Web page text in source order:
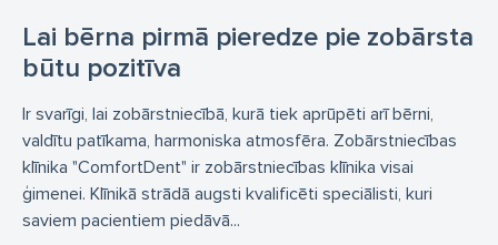
Lai bērna pirmā pieredze pie zobārsta
būtu pozitīva
Ir svarīgi, lai zobārstniecībā, kurā tiek aprūpēti arī bērni,
valdītu patīkama, harmoniska atmosfēra. Zobārstniecības
klīnika "ComfortDent" ir zobārstniecības klīnika visai
ģimenei. Klīnikā strādā augsti kvalificēti speciālisti, kuri
saviem pacientiem piedāvā...